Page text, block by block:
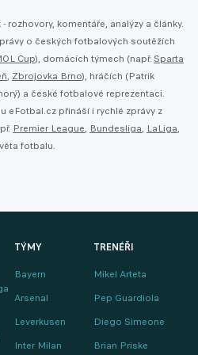
rozhovory, komentáře, analýzy a články.
o českých fotbalových soutěžích
Cup), domácích týmech (např. Sparta
, Zbrojovka Brno), hráčích (Patrik
a české fotbalové reprezentaci.
eFotbal.cz přináší i rychlé zprávy z
Premier League, Bundesliga, LaLiga,
fotbalu.
TÝMY
Bayern
Arsenal
Leverkusen
Inter Milan
TRENÉŘI
Mikel Arteta
Pep Guardiola
Diego Simeone
Brian Priske